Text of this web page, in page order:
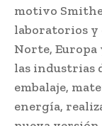
motivo
laboratorios y
Norte, Europa
las industrias
embalaje,
energía,